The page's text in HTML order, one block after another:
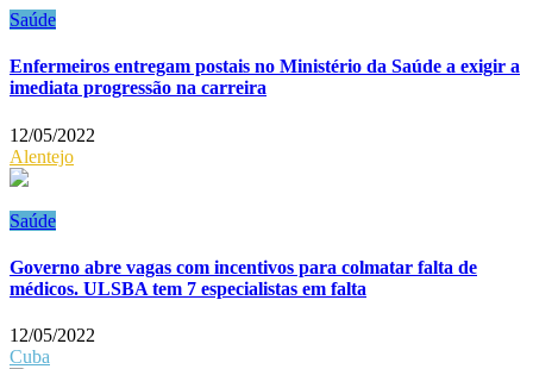
Saúde
Enfermeiros entregam postais no Ministério da Saúde a exigir a
imediata progressão na carreira
12/05/2022
Alentejo
Saúde
Governo abre vagas com incentivos para colmatar falta de
médicos. ULSBA tem 7 especialistas em falta
12/05/2022
Cuba